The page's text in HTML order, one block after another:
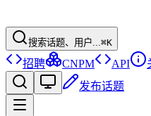
搜索话题、用户...⌘K
招聘 CNPM API
发布话题